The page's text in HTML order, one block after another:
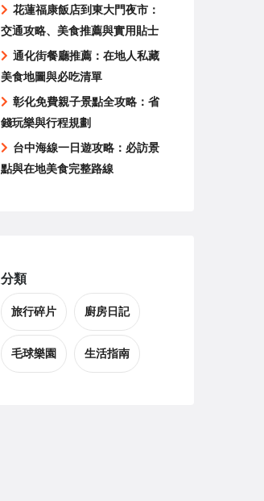
花蓮福康飯店到東大門夜市：
交通攻略、美食推薦與實用貼士
通化街餐廳推薦：在地人私藏
美食地圖與必吃清單
彰化免費親子景點全攻略：省
錢玩樂與行程規劃
台中海線一日遊攻略：必訪景
點與在地美食完整路線
分類
旅行碎片 廚房日記
毛球樂園 生活指南